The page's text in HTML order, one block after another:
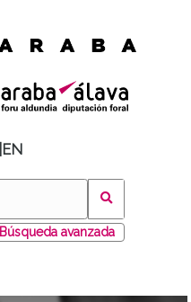
EN
Búsqueda avanzada